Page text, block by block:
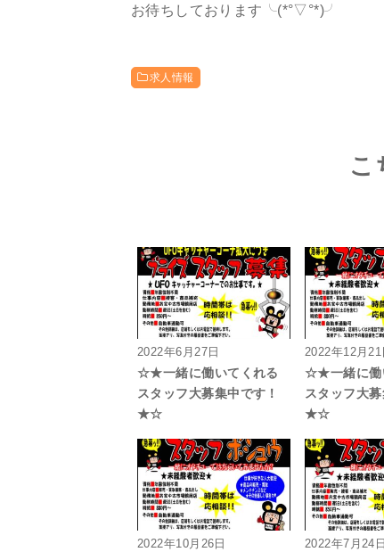
お待ちしております╰(*°▽°*)╯
求人情報
こ
2022年6月27日
☆★一緒に働いてくれる
スタッフ大募集中です！
★☆
2022年12月21
☆★一緒に働
スタッフ大募
★☆
2022年10月26日
2022年7月24日